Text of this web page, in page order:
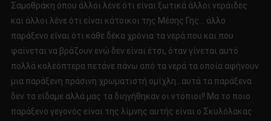
Σαμοθράκη όπου άλλοι λένε ότι είναι ξωτικά άλλοι νεράιδες
και άλλοι λένε ότι είναι κάτοικοι της Μέσης Γης… άλλο
παράξενο είναι ότι κάθε δέκα χρόνια τα νερά που και που
φαίνεται να βράζουν ενώ δεν είναι έτσι, όταν γίνεται αυτό
πολλά κολεόπτερα πετάνε πάνω από τα νερά τα οποία αφήνουν
μια παράξενη πράσινη χρωματιστή ομίχλη…αυτά τα παράξενα
δεν τα είδαμε αλλά μας τα διηγήθηκαν οι ντόπιοι!! Μα το ποιο
παράξενο γεγονός είναι της λίμνης αυτής είναι ο Σκυλόλακας